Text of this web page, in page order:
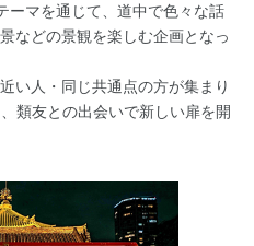
ーマを通じて、道中で色々な話
などの景観を楽しむ企画となっ
い人・同じ共通点の方が集まり
類友との出会いで新しい扉を開